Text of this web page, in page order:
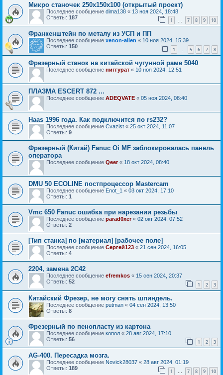
Микро станочек 250х150х100 (открытый проект)
Последнее сообщение dima138 « 13 ноя 2024, 18:48
Ответы: 187 1 7 8 9 10
Франкенштейн по металу из УСП и ПП
Последнее сообщение xenon-alien « 10 ноя 2024, 15:39
Ответы: 150 1 … 5 6 7 8
Фрезерный станок на китайской чугунной раме 5040
Последнее сообщение ниггурат « 10 ноя 2024, 12:51
ПЛАЗМА ESCERT 872 ...
Последнее сообщение ADEQVATE « 05 ноя 2024, 08:40
Haas 1996 года. Как подключится по rs232?
Последнее сообщение Cvazist « 25 окт 2024, 11:07
Ответы: 9
Фрезерный (Китай) Fanuc Oi MF заблокировалась панель
оператора
Последнее сообщение Qeer« 18 окт 2024, 08:40
DMU 50 ECOLINE постпроцессор Mastercam
Последнее сообщение Enot_1 « 03 окт 2024, 17:10
Ответы: 1
Vmc 650 Fanuc ошибка при нарезании резьбы
Последнее сообщение parad0xer« 02 окт 2024, 07:52
Ответы: 2
[Тип станка] по [материал] [рабочее поле]
Последнее сообщение Сергей123 « 21 сен 2024, 16:05
Ответы: 4
2204, замена 2С42
Последнее сообщение efremkos « 15 сен 2024, 20:37
Ответы: 52 1 2 3
Китайский Фрезер, не могу снять шпиндель.
Последнее сообщение putman « 04 сен 2024, 13:50
Ответы: 8
Фрезерный по пенопласту из картона
Последнее сообщение копол « 28 авг 2024, 17:10
Ответы: 56 1 2 3
AG-400. Пересадка мозга.
Последнее сообщение Novick28037 « 28 авг 2024, 01:19
Ответы: 189 1 … 7 8 9 10